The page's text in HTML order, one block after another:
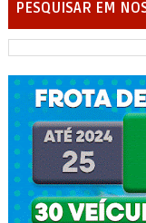
PESQUISAR EM